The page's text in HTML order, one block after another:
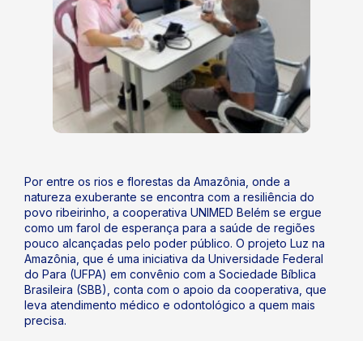
Por entre os rios e florestas da Amazônia, onde a
natureza exuberante se encontra com a resiliência do
povo ribeirinho, a cooperativa UNIMED Belém se ergue
como um farol de esperança para a saúde de regiões
pouco alcançadas pelo poder público. O projeto Luz na
Amazônia, que é uma iniciativa da Universidade Federal
do Para (UFPA) em convênio com a Sociedade Bíblica
Brasileira (SBB), conta com o apoio da cooperativa, que
leva atendimento médico e odontológico a quem mais
precisa.